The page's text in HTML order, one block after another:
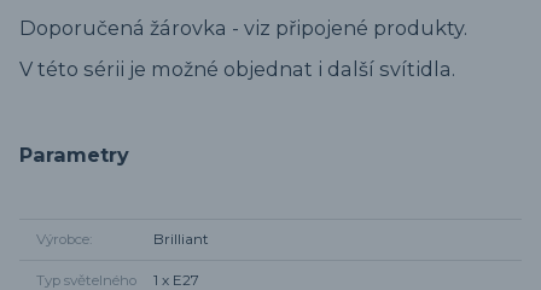
Doporučená žárovka - viz připojené produkty.
V této sérii je možné objednat i další svítidla.
Parametry
Výrobce Brilliant
Typ světelného
1 x E27